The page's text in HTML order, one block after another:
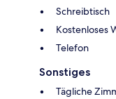
Schreibtisch
Kostenloses
Telefon
Sonstiges
Tägliche